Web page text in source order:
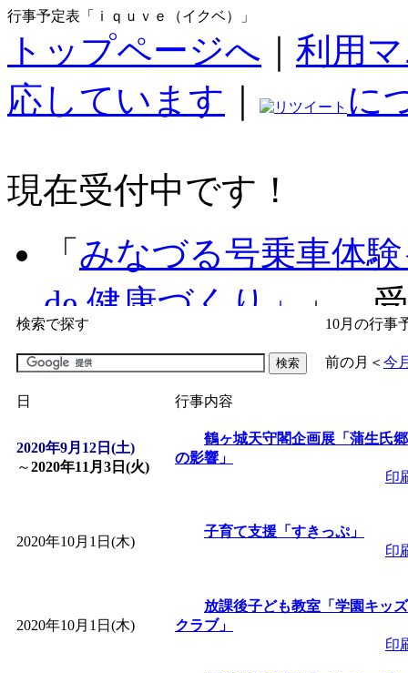
行事予定表「ｉｑｕｖｅ（イクベ）」
トップページへ
利用
応しています
に
現在受付中です！
「 みなづる号乗車体
de 健康づくり」
」 受
「子育て交流広場「
間：2026/07/09～
「皆鶴姫のこびる塾
「子育て講座「ばん
2026/07/10～2026/08/
子育て交流広場「
検索で探す 10月の行事
前の月 ＜ 今
日 行事内容
2020年9月12日(土)
～2020年11月3日(火)
鶴ヶ城天守閣企画展「蒲生氏郷
の影響」
印
2020年10月1日(木)
子育て支援「すきっぷ」
印
2020年10月1日(木)
放課後子ども教室「学園キッズ
クラブ」
印